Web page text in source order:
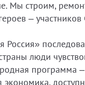
Мы строим,
–
Россия»
люди
программа
экономика,